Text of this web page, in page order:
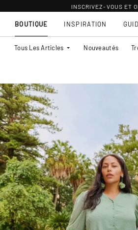
INSCRIVEZ-VOUS ET
BOUTIQUE
Tous Les Articles Nouveautés
INSPIRATION